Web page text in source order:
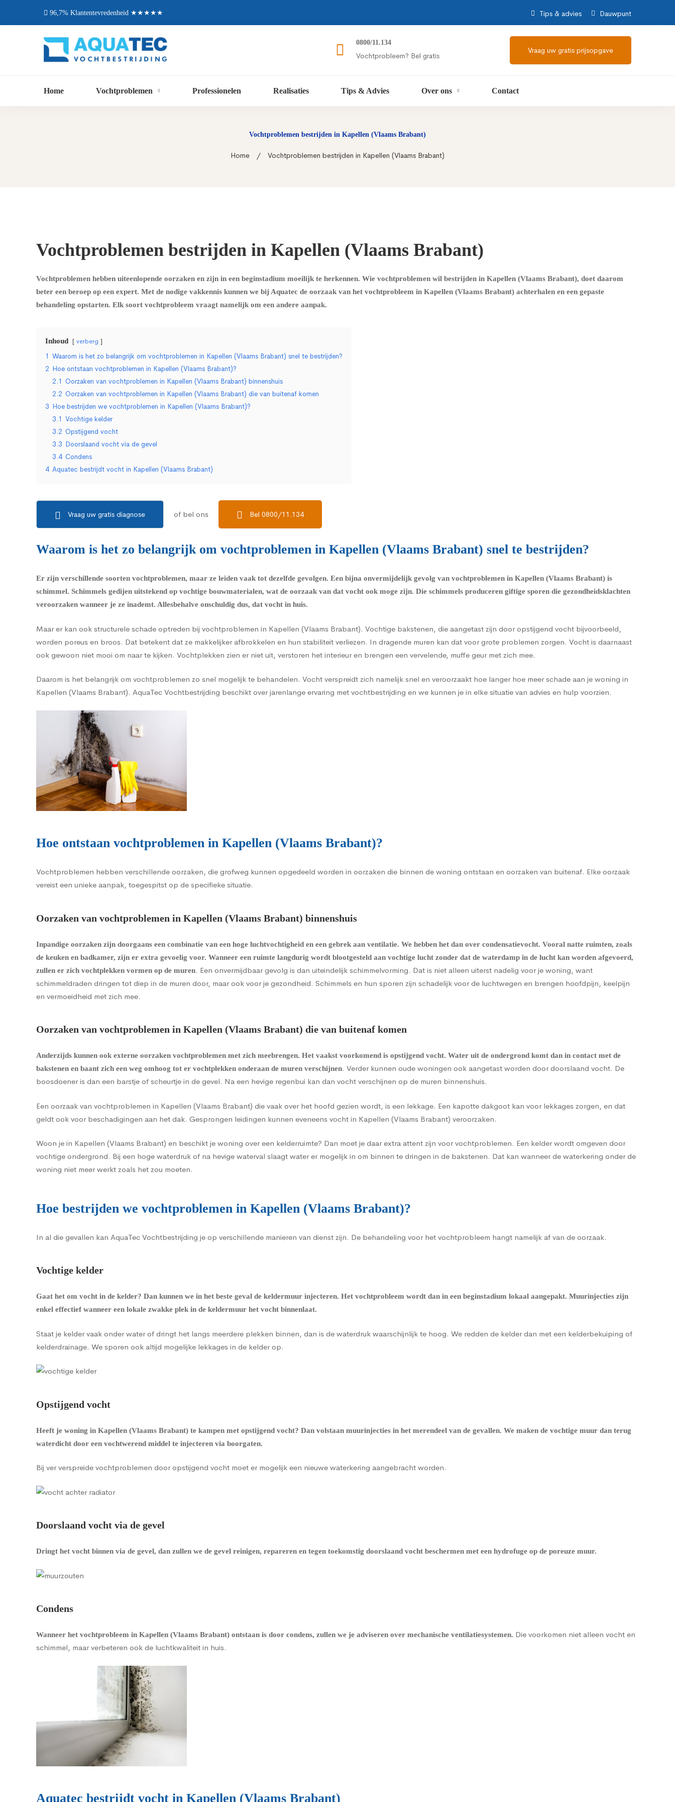
96,7% Klantentevredenheid ★★★★★ Tips & advies Dauwpunt
0800/11.134
Vochtprobleem? Bel gratis
Vraag uw gratis prijsopgave
Home Vochtproblemen Professionelen Realisaties Tips & Advies Over ons Contact
Vochtproblemen bestrijden in Kapellen (Vlaams Brabant)
Home Vochtproblemen bestrijden in Kapellen (Vlaams Brabant)
Vochtproblemen bestrijden in Kapellen (Vlaams Brabant)
Vochtproblemen hebben uiteenlopende oorzaken en zijn in een beginstadium moeilijk te herkennen. Wie vochtproblemen wil bestrijden in Kapellen (Vlaams Brabant), doet daarom
beter een beroep op een expert. Met de nodige vakkennis kunnen we bij Aquatec de oorzaak van het vochtprobleem in Kapellen (Vlaams Brabant) achterhalen en een gepaste
behandeling opstarten. Elk soort vochtprobleem vraagt namelijk om een andere aanpak.
Inhoud verberg
1 Waarom is het zo belangrijk om vochtproblemen in Kapellen (Vlaams Brabant) snel te bestrijden?
2 Hoe ontstaan vochtproblemen in Kapellen (Vlaams Brabant)?
2.1 Oorzaken van vochtproblemen in Kapellen (Vlaams Brabant) binnenshuis
2.2 Oorzaken van vochtproblemen in Kapellen (Vlaams Brabant) die van buitenaf komen
3 Hoe bestrijden we vochtproblemen in Kapellen (Vlaams Brabant)?
3.1 Vochtige kelder
3.2 Opstijgend vocht
3.3 Doorslaand vocht via de gevel
3.4 Condens
4 Aquatec bestrijdt vocht in Kapellen (Vlaams Brabant)
Vraag uw gratis diagnose of bel ons Bel 0800/11.134
Waarom is het zo belangrijk om vochtproblemen in Kapellen (Vlaams Brabant) snel te bestrijden?
Er zijn verschillende soorten vochtproblemen, maar ze leiden vaak tot dezelfde gevolgen. Een bijna onvermijdelijk gevolg van vochtproblemen in Kapellen (Vlaams Brabant) is
schimmel. Schimmels gedijen uitstekend op vochtige bouwmaterialen, wat de oorzaak van dat vocht ook moge zijn. Die schimmels produceren giftige sporen die gezondheidsklachten
veroorzaken wanneer je ze inademt. Allesbehalve onschuldig dus, dat vocht in huis.
Maar er kan ook structurele schade optreden bij vochtproblemen in Kapellen (Vlaams Brabant). Vochtige bakstenen, die aangetast zijn door opstijgend vocht bijvoorbeeld,
worden poreus en broos. Dat betekent dat ze makkelijker afbrokkelen en hun stabiliteit verliezen. In dragende muren kan dat voor grote problemen zorgen. Vocht is daarnaast
ook gewoon niet mooi om naar te kijken. Vochtplekken zien er niet uit, verstoren het interieur en brengen een vervelende, muffe geur met zich mee.
Daarom is het belangrijk om vochtproblemen zo snel mogelijk te behandelen. Vocht verspreidt zich namelijk snel en veroorzaakt hoe langer hoe meer schade aan je woning in
Kapellen (Vlaams Brabant). AquaTec Vochtbestrijding beschikt over jarenlange ervaring met vochtbestrijding en we kunnen je in elke situatie van advies en hulp voorzien.
Hoe ontstaan vochtproblemen in Kapellen (Vlaams Brabant)?
Vochtproblemen hebben verschillende oorzaken, die grofweg kunnen opgedeeld worden in oorzaken die binnen de woning ontstaan en oorzaken van buitenaf. Elke oorzaak
vereist een unieke aanpak, toegespitst op de specifieke situatie.
Oorzaken van vochtproblemen in Kapellen (Vlaams Brabant) binnenshuis
Inpandige oorzaken zijn doorgaans een combinatie van een hoge luchtvochtigheid en een gebrek aan ventilatie. We hebben het dan over condensatievocht. Vooral natte ruimten, zoals
de keuken en badkamer, zijn er extra gevoelig voor. Wanneer een ruimte langdurig wordt blootgesteld aan vochtige lucht zonder dat de waterdamp in de lucht kan worden afgevoerd,
zullen er zich vochtplekken vormen op de muren. Een onvermijdbaar gevolg is dan uiteindelijk schimmelvorming. Dat is niet alleen uiterst nadelig voor je woning, want
schimmeldraden dringen tot diep in de muren door, maar ook voor je gezondheid. Schimmels en hun sporen zijn schadelijk voor de luchtwegen en brengen hoofdpijn, keelpijn
en vermoeidheid met zich mee.
Oorzaken van vochtproblemen in Kapellen (Vlaams Brabant) die van buitenaf komen
Anderzijds kunnen ook externe oorzaken vochtproblemen met zich meebrengen. Het vaakst voorkomend is opstijgend vocht. Water uit de ondergrond komt dan in contact met de
bakstenen en baant zich een weg omhoog tot er vochtplekken onderaan de muren verschijnen. Verder kunnen oude woningen ook aangetast worden door doorslaand vocht. De
boosdoener is dan een barstje of scheurtje in de gevel. Na een hevige regenbui kan dan vocht verschijnen op de muren binnenshuis.
Een oorzaak van vochtproblemen in Kapellen (Vlaams Brabant) die vaak over het hoofd gezien wordt, is een lekkage. Een kapotte dakgoot kan voor lekkages zorgen, en dat
geldt ook voor beschadigingen aan het dak. Gesprongen leidingen kunnen eveneens vocht in Kapellen (Vlaams Brabant) veroorzaken.
Woon je in Kapellen (Vlaams Brabant) en beschikt je woning over een kelderruimte? Dan moet je daar extra attent zijn voor vochtproblemen. Een kelder wordt omgeven door
vochtige ondergrond. Bij een hoge waterdruk of na hevige waterval slaagt water er mogelijk in om binnen te dringen in de bakstenen. Dat kan wanneer de waterkering onder de
woning niet meer werkt zoals het zou moeten.
Hoe bestrijden we vochtproblemen in Kapellen (Vlaams Brabant)?
In al die gevallen kan AquaTec Vochtbestrijding je op verschillende manieren van dienst zijn. De behandeling voor het vochtprobleem hangt namelijk af van de oorzaak.
Vochtige kelder
Gaat het om vocht in de kelder? Dan kunnen we in het beste geval de keldermuur injecteren. Het vochtprobleem wordt dan in een beginstadium lokaal aangepakt. Muurinjecties zijn
enkel effectief wanneer een lokale zwakke plek in de keldermuur het vocht binnenlaat.
Staat je kelder vaak onder water of dringt het langs meerdere plekken binnen, dan is de waterdruk waarschijnlijk te hoog. We redden de kelder dan met een kelderbekuiping of
kelderdrainage. We sporen ook altijd mogelijke lekkages in de kelder op.
Opstijgend vocht
Heeft je woning in Kapellen (Vlaams Brabant) te kampen met opstijgend vocht? Dan volstaan muurinjecties in het merendeel van de gevallen. We maken de vochtige muur dan terug
waterdicht door een vochtwerend middel te injecteren via boorgaten.
Bij ver verspreide vochtproblemen door opstijgend vocht moet er mogelijk een nieuwe waterkering aangebracht worden.
Doorslaand vocht via de gevel
Dringt het vocht binnen via de gevel, dan zullen we de gevel reinigen, repareren en tegen toekomstig doorslaand vocht beschermen met een hydrofuge op de poreuze muur.
Condens
Wanneer het vochtprobleem in Kapellen (Vlaams Brabant) ontstaan is door condens, zullen we je adviseren over mechanische ventilatiesystemen. Die voorkomen niet alleen vocht en
schimmel, maar verbeteren ook de luchtkwaliteit in huis.
Aquatec bestrijdt vocht in Kapellen (Vlaams Brabant)